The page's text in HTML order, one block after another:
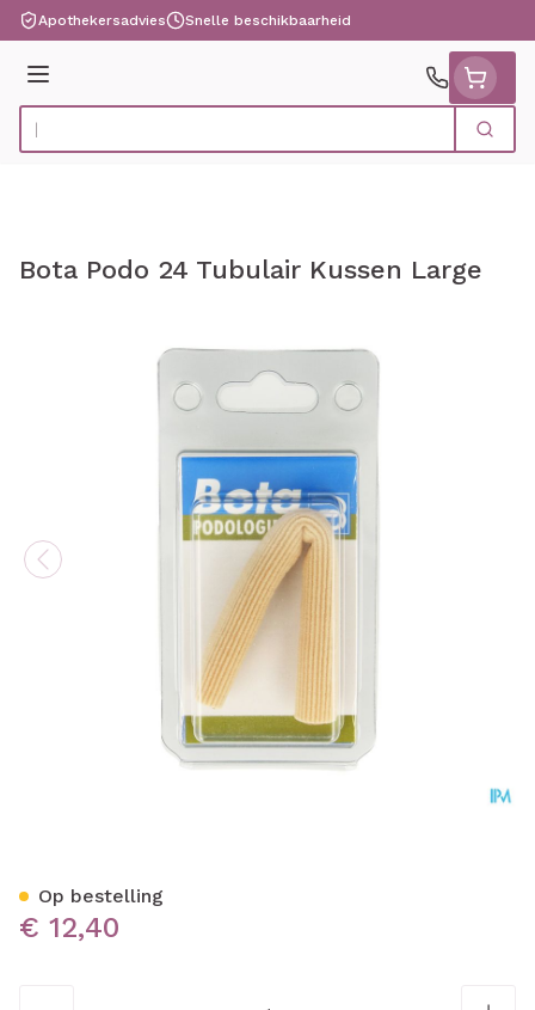
Ga naar de inhoud
Apothekersadvies Snelle beschikbaarheid
Menu
Product, merk, categorie... Zoek
Bota Podo 24 Tubulair Kussen Large
€ 12,40
Op bestelling